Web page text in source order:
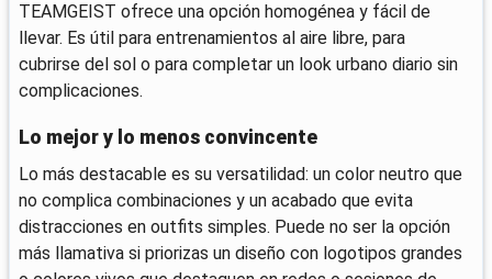
TEAMGEIST ofrece una opción homogénea y fácil de
llevar. Es útil para entrenamientos al aire libre, para
cubrirse del sol o para completar un look urbano diario sin
complicaciones.
Lo mejor y lo menos convincente
Lo más destacable es su versatilidad: un color neutro que
no complica combinaciones y un acabado que evita
distracciones en outfits simples. Puede no ser la opción
más llamativa si priorizas un diseño con logotipos grandes